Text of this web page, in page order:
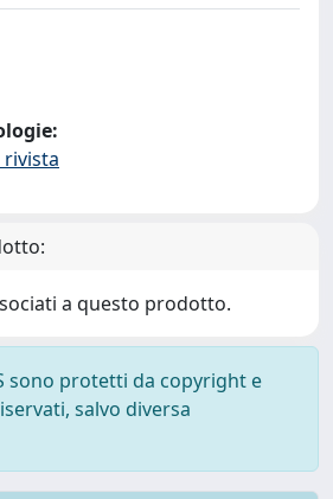
rivista
a questo prodotto.
sono protetti da copyright e
salvo diversa